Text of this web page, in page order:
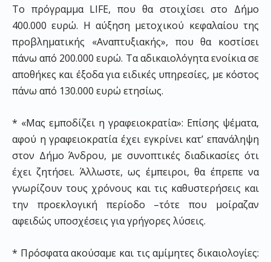
Το πρόγραμμα LIFE, που θα στοιχίσει στο Δήμο
400.000 ευρώ. Η αύξηση μετοχικού κεφαλαίου της
προβληματικής «Αναπτυξιακής», που θα κοστίσει
πάνω από 200.000 ευρώ. Τα αδικαιολόγητα ενοίκια σε
αποθήκες και έξοδα για ειδικές υπηρεσίες, με κόστος
πάνω από 130.000 ευρώ ετησίως.
* «Μας εμποδίζει η γραφειοκρατία»: Επίσης ψέματα,
αφού η γραφειοκρατία έχει εγκρίνει κατ’ επανάληψη
στον Δήμο Άνδρου, με συνοπτικές διαδικασίες ότι
έχει ζητήσει. Άλλωστε, ως έμπειροι, θα έπρεπε να
γνωρίζουν τους χρόνους και τις καθυστερήσεις και
την προεκλογική περίοδο –τότε που μοίραζαν
αφειδώς υποσχέσεις για γρήγορες λύσεις.
* Πρόσφατα ακούσαμε και τις αμίμητες δικαιολογίες: